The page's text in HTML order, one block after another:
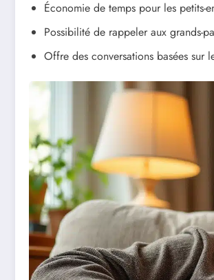
Économie de temps pour les petits-
Possibilité de rappeler aux grands-
Offre des conversations basées sur